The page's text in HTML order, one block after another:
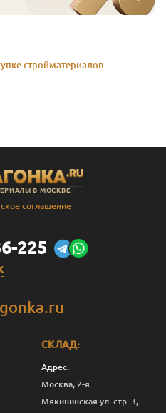
стройматериалов
В МОСКВЕ
соглашение
225
СКЛАД:
Адрес:
Москва, 2-я
Мякининская ул. стр. 3,